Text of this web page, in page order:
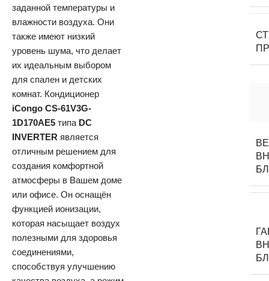
заданной температуры и
влажности воздуха. Они
также имеют низкий
уровень шума, что делает
их идеальным выбором
для спален и детских
комнат. Кондиционер
iCongo CS-61V3G-
1D170AE5 типа DC
INVERTER является
отличным решением для
создания комфортной
атмосферы в Вашем доме
или офисе. Он оснащён
функцией ионизации,
которая насыщает воздух
полезными для здоровья
соединениями,
способствуя улучшению